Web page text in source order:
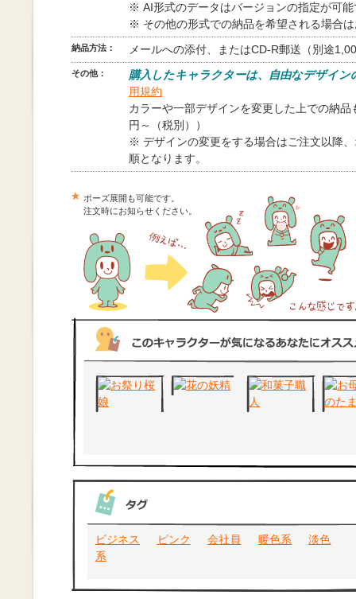
※ AI形式のデータはバージョンの指定が可能
※ その他の形式での納品を希望される場合
納品方法： メールへの添付、またはCD-R郵送（別途
その他：
購入したキャラクターは、自由なデザイン
用規約
カラーや一部デザインを変更した上での納
円～（税別））
※ デザインの変更をする場合はご注文以降
順となります。
ポーズ展開も可能です。
注文時にお知らせください。
ビジネス ピンク 会社員 暖色系
淡色
系